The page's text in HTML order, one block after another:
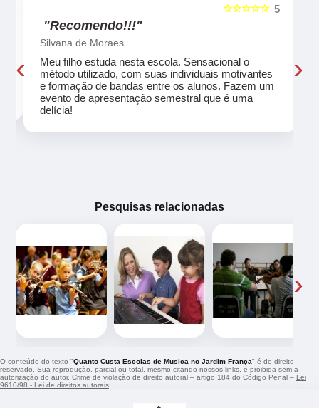
5
☆☆☆☆☆
"Recomendo!!!"
Silvana de Moraes
Meu filho estuda nesta escola. Sensacional o
método utilizado, com suas individuais motivantes
e formação de bandas entre os alunos. Fazem um
evento de apresentação semestral que é uma
delícia!
‹ ›
Pesquisas relacionadas
‹ ›
O conteúdo do texto "Quanto Custa Escolas de Musica no Jardim França" é de direito
reservado. Sua reprodução, parcial ou total, mesmo citando nossos links, é proibida sem a
autorização do autor. Crime de violação de direito autoral – artigo 184 do Código Penal – Lei
9610/98 - Lei de direitos autorais